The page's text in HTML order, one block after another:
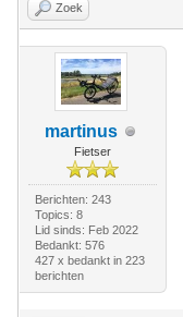
Zoek
martinus
Fietser
Berichten: 243
Topics: 8
Lid sinds: Feb 2022
Bedankt: 576
427 x bedankt in 223
berichten